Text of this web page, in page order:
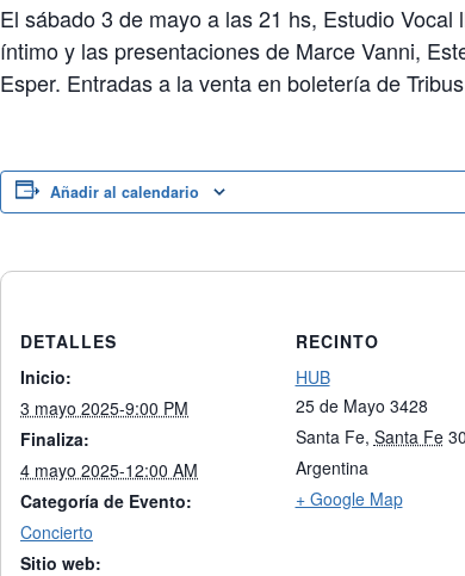
El sábado 3 de mayo a las 21 hs, Estudio
íntimo y las presentaciones de Marce Vanni,
Esper. Entradas a la venta en boletería de
Añadir al calendario
DETALLES
Inicio:
3 mayo 2025-9:00 PM
Finaliza:
4 mayo 2025-12:00 AM
Categoría de Evento:
Concierto
Sitio web:
RECINTO
HUB
25 de Mayo 3428
Santa Fe, Santa Fe
Argentina
+ Google Map